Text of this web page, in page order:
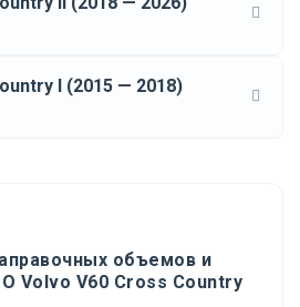
I (2015 — 2018)
объемов и
Volvo V60 Cross Country